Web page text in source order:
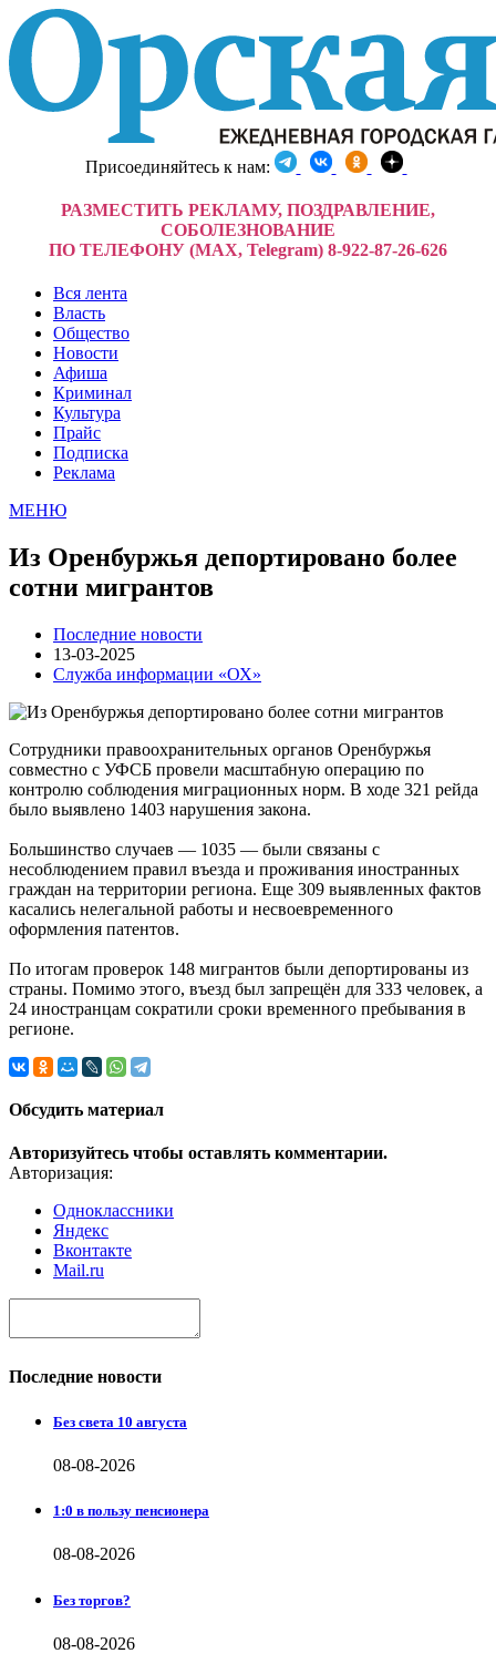
Присоединяйтесь к нам:
РАЗМЕСТИТЬ РЕКЛАМУ, ПОЗДРАВЛЕНИЕ,
СОБОЛЕЗНОВАНИЕ
ПО ТЕЛЕФОНУ (MAX, Telegram) 8-922-87-26-626
Вся лента
Власть
Общество
Новости
Афиша
Криминал
Культура
Прайс
Подписка
Реклама
МЕНЮ
Из Оренбуржья депортировано более
сотни мигрантов
Последние новости
13-03-2025
Служба информации «ОХ»
Сотрудники правоохранительных органов Оренбуржья
совместно с УФСБ провели масштабную операцию по
контролю соблюдения миграционных норм. В ходе 321 рейда
было выявлено 1403 нарушения закона.
Большинство случаев — 1035 — были связаны с
несоблюдением правил въезда и проживания иностранных
граждан на территории региона. Еще 309 выявленных фактов
касались нелегальной работы и несвоевременного
оформления патентов.
По итогам проверок 148 мигрантов были депортированы из
страны. Помимо этого, въезд был запрещён для 333 человек, а
24 иностранцам сократили сроки временного пребывания в
регионе.
Обсудить материал
Авторизуйтесь чтобы оставлять комментарии.
Авторизация:
Одноклассники
Яндекс
Вконтакте
Mail.ru
Последние новости
Без света 10 августа
08-08-2026
1:0 в пользу пенсионера
08-08-2026
Без торгов?
08-08-2026